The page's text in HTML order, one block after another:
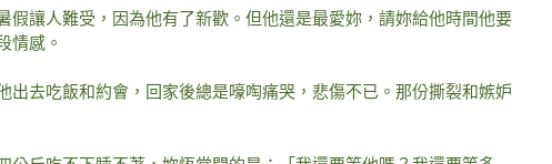
假讓人難受，因為他有了新歡。但他還是最愛妳，請妳給他時間他要
情感。
出去吃飯和約會，回家後總是嚎啕痛哭，悲傷不已。那份撕裂和嫉妒